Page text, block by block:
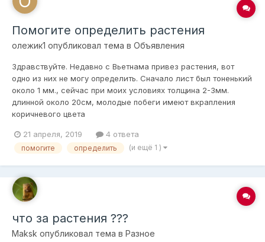
Помогите определить растения
олежик1 опубликовал тема в Объявления
Здравствуйте. Недавно с Вьетнама привез растения, вот
одно из них не могу определить. Сначало лист был тоненький
около 1 мм., сейчас при моих условиях толщина 2-3мм.
длинной около 20см, молодые побеги имеют вкрапления
коричневого цвета
21 апреля, 2019 4 ответа
помогите определить (и ещё 1 )
что за растения ???
Maksk опубликовал тема в Разное